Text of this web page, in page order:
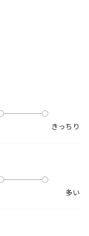
きっちり
多い